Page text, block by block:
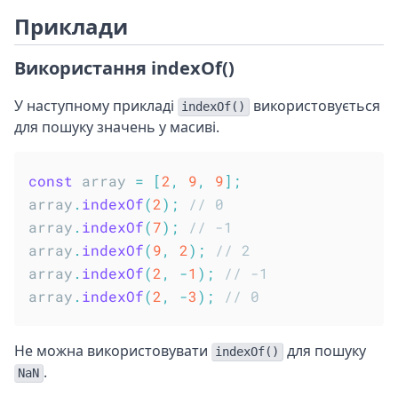
Приклади
Використання indexOf()
У наступному прикладі indexOf()
використовується
для пошуку значень у масиві.
const array = [2 , 9, 9] ;
array . indexOf(2) ;
// 0
array . indexOf(7) ;
// -1
array . indexOf(9, 2) ;
// 2
array . indexOf(2 , -1 ) ;
// -1
array . indexOf(2 , -3) ; // 0
Не можна використовувати indexOf() для пошуку
NaN .